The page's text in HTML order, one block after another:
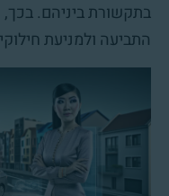
בתקשורת ביניהם. בכך,
התביעה ולמניעת